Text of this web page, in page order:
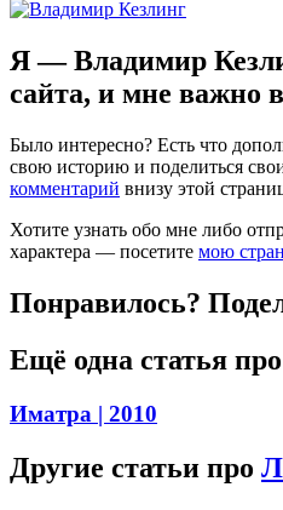
Я — Владимир
сайта, и мне важно
Было интересно? Есть что
свою историю и поделиться
комментарий внизу этой
Хотите узнать обо мне либо
характера — посетите мою
Понравилось?
Ещё одна статья про
Иматра | 2010
Другие статьи про